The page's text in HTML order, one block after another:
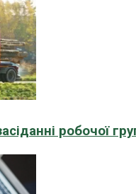
робочої